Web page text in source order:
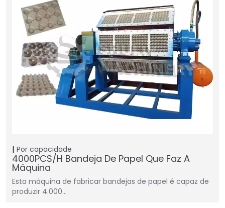
Por capacidade
4000PCS/H Bandeja De Papel Que Faz A
Máquina
Esta máquina de fabricar bandejas de papel é capaz de
produzir 4.000…